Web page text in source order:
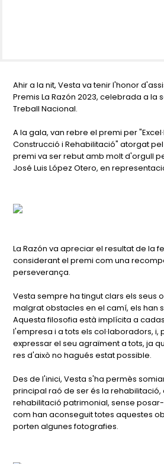
Ahir a la nit, Vesta va tenir l'honor
Premis La Razón 2023, celebrada a la
Treball Nacional.
A la gala, van rebre el premi per
Construcció i Rehabilitació" atorgat pel
premi va ser rebut amb molt d'orgull
José Luis López Otero, en
La Razón va apreciar el resultat de la
considerant el premi com una
perseverança.
Vesta sempre ha tingut clars els seus
malgrat obstacles en el camí, els han
Aquesta filosofia està implícita a
l'empresa i a tots els col·laboradors, i,
expressar el seu agraïment a tots, ja
res d'això no hagués estat possible.
Des de l'inici, Vesta s'ha permès
principal raó de ser és la
rehabilitació patrimonial, sense posar-
com han aconseguit totes aquestes
porten algunes fotografies.